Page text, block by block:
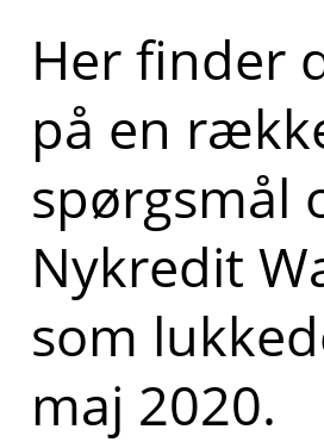
Her finder
på en
spørgsmål
Nykredit
som
maj 2020.